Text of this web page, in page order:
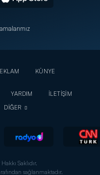
KÜNYE
YARDIM
İLETİŞİM
DİĞER
Saklıdır.
sağlanmaktadır.